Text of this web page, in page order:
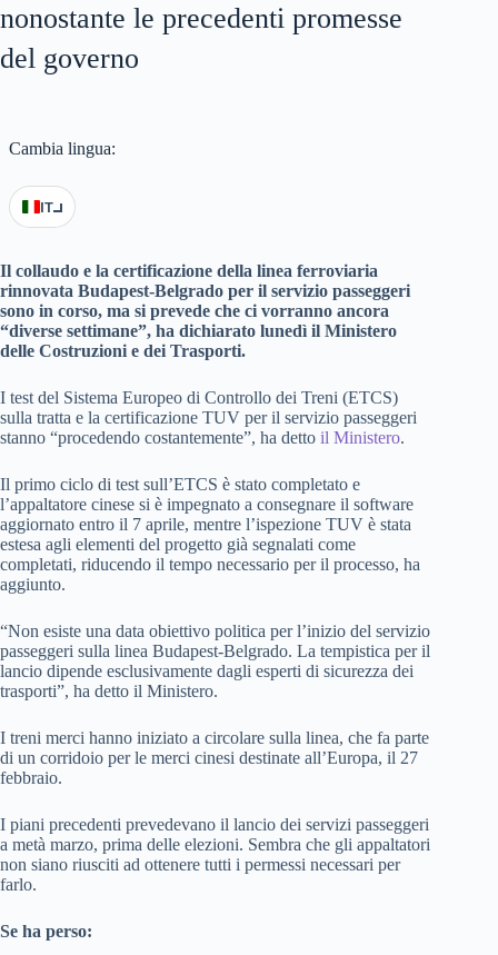
nonostante le precedenti promesse
del governo
Cambia lingua:
IT
Il collaudo e la certificazione della linea ferroviaria
rinnovata Budapest-Belgrado per il servizio passeggeri
sono in corso, ma si prevede che ci vorranno ancora
“diverse settimane”, ha dichiarato lunedì il Ministero
delle Costruzioni e dei Trasporti.
I test del Sistema Europeo di Controllo dei Treni (ETCS)
sulla tratta e la certificazione TUV per il servizio passeggeri
stanno “procedendo costantemente”, ha detto il Ministero.
Il primo ciclo di test sull’ETCS è stato completato e
l’appaltatore cinese si è impegnato a consegnare il software
aggiornato entro il 7 aprile, mentre l’ispezione TUV è stata
estesa agli elementi del progetto già segnalati come
completati, riducendo il tempo necessario per il processo, ha
aggiunto.
“Non esiste una data obiettivo politica per l’inizio del servizio
passeggeri sulla linea Budapest-Belgrado. La tempistica per il
lancio dipende esclusivamente dagli esperti di sicurezza dei
trasporti”, ha detto il Ministero.
I treni merci hanno iniziato a circolare sulla linea, che fa parte
di un corridoio per le merci cinesi destinate all’Europa, il 27
febbraio.
I piani precedenti prevedevano il lancio dei servizi passeggeri
a metà marzo, prima delle elezioni. Sembra che gli appaltatori
non siano riusciti ad ottenere tutti i permessi necessari per
farlo.
Se ha perso: